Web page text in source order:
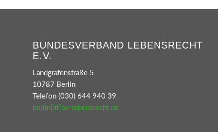
BUNDESVERBAND LEBENSRECHT
E.V.
Landgrafenstraße 5
10787 Berlin
Telefon (030) 644 940 39
berlin[at]bv-lebensrecht.de